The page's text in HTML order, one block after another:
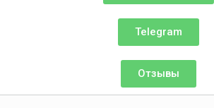
Telegram
Отзывы